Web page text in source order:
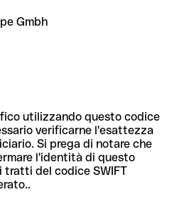
Gmbh
utilizzando questo codice
verificarne l'esattezza
Si prega di notare che
l'identità di questo
tratti del codice SWIFT